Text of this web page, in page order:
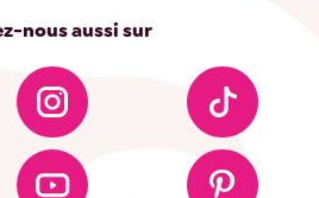
nous aussi sur